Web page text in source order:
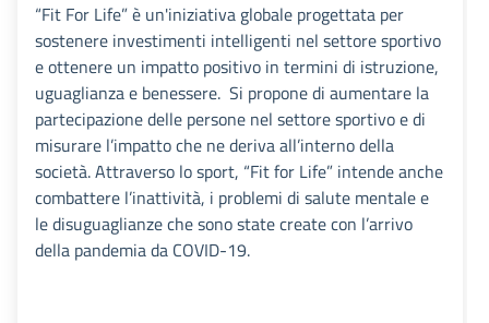
“Fit For Life” è un'iniziativa globale progettata per
sostenere investimenti intelligenti nel settore sportivo
e ottenere un impatto positivo in termini di istruzione,
uguaglianza e benessere. Si propone di aumentare la
partecipazione delle persone nel settore sportivo e di
misurare l’impatto che ne deriva all’interno della
società. Attraverso lo sport, “Fit for Life” intende anche
combattere l’inattività, i problemi di salute mentale e
le disuguaglianze che sono state create con l’arrivo
della pandemia da COVID-19.